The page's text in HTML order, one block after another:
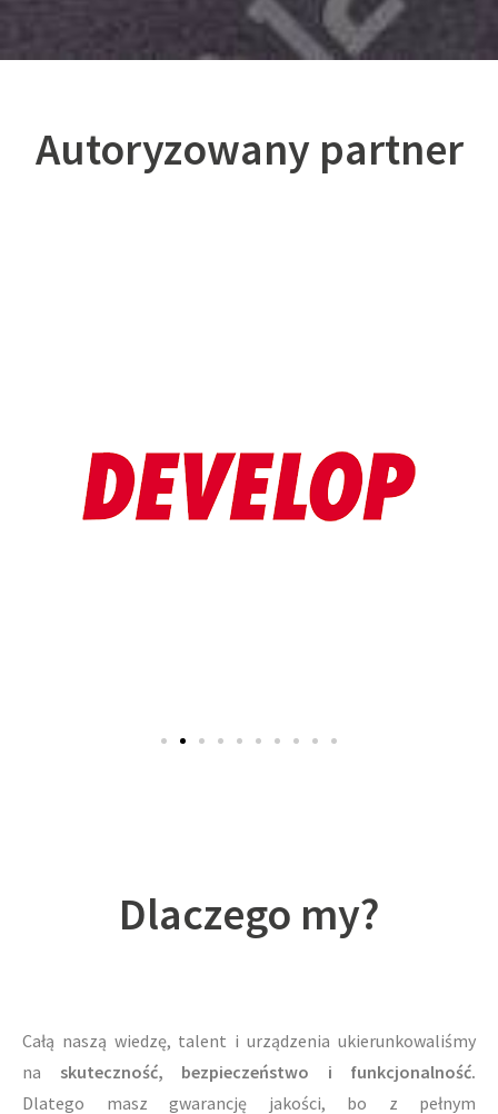
Autoryzowany partner
Dlaczego my?
Całą naszą wiedzę, talent i urządzenia ukierunkowaliśmy
na skuteczność, bezpieczeństwo i funkcjonalność.
Dlatego masz gwarancję jakości, bo z pełnym